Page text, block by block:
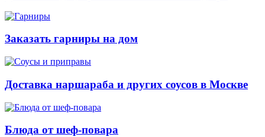
Заказать гарниры на дом
Доставка наршараба и других соусов в Москве
Блюда от шеф-повара